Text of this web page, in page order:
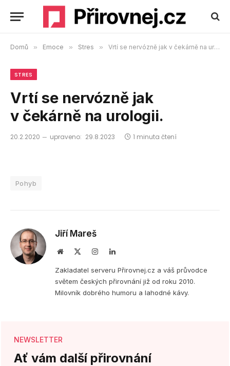
Domů » Emoce » Stres » Vrtí se nervózně jak v čekárně na urologii.
STRES
Vrtí se nervózně jak
v čekárně na urologii.
20.2.2020 upraveno: 29.8.2023 1 minuta čtení
Pohyb
Jiří Mareš
Webová
InstagramLinkedIn
Zakladatel serveru Přirovnej.cz a váš průvodce
světem českých přirovnání již od roku 2010.
Milovník dobrého humoru a lahodné kávy.
NEWSLETTER
Ať vám další přirovnání